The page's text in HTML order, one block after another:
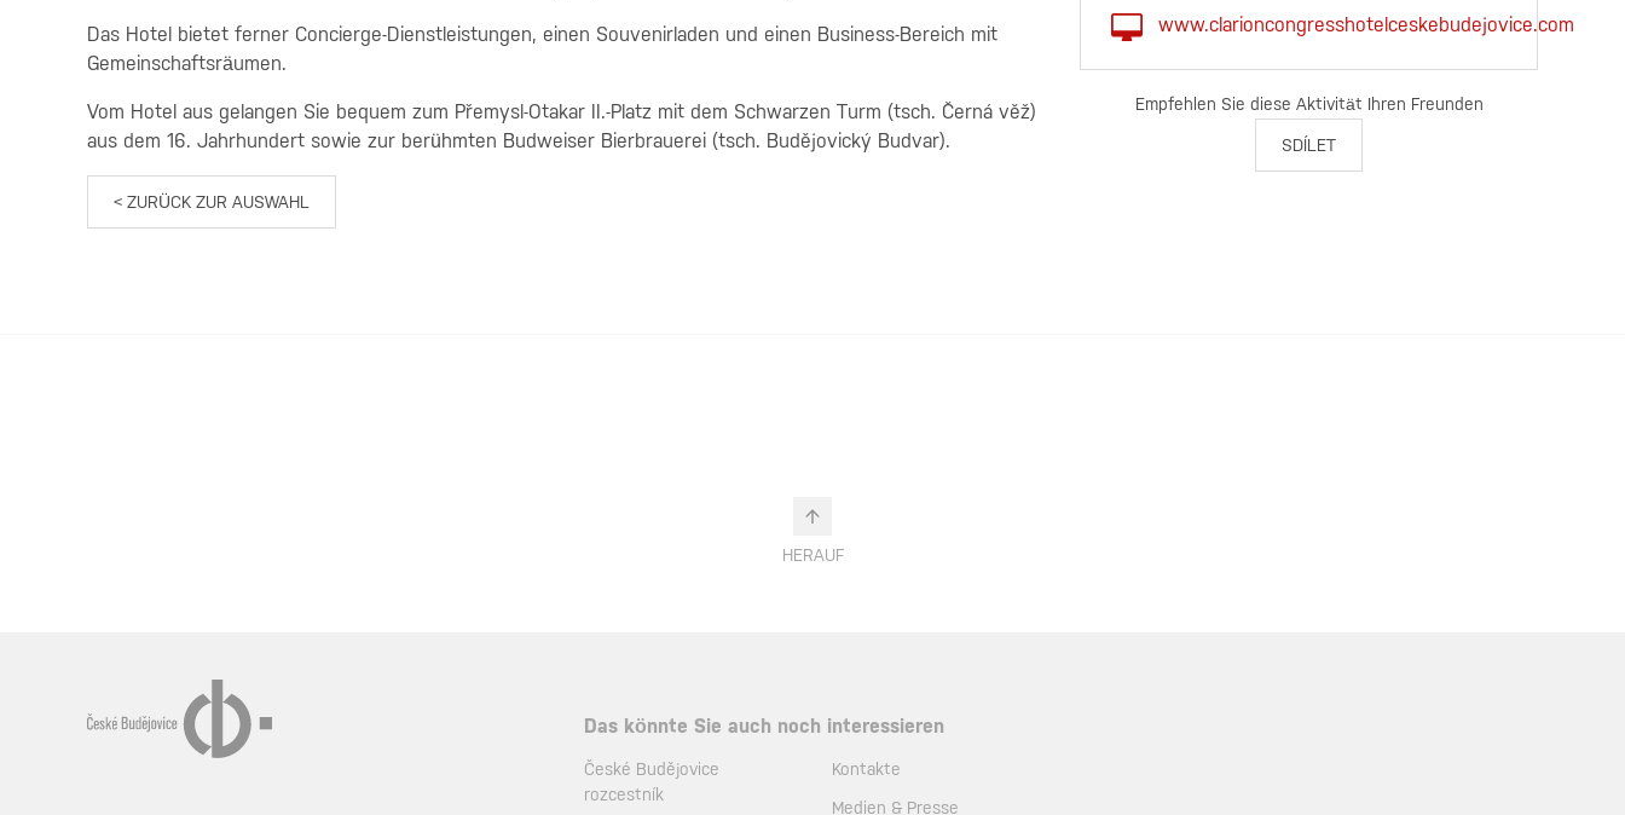
Das Hotel bietet ferner Concierge-Dienstleistungen, einen Souvenirladen und einen Business-Bereich mit
Gemeinschaftsräumen.
Vom Hotel aus gelangen Sie bequem zum Přemysl-Otakar II.-Platz mit dem Schwarzen Turm (tsch. Černá věž)
aus dem 16. Jahrhundert sowie zur berühmten Budweiser Bierbrauerei (tsch. Budějovický Budvar).
< ZURÜCK ZUR AUSWAHL
www.clarioncongresshotelceskebudejovice.com
Empfehlen Sie diese Aktivität Ihren Freunden
SDÍLET
HERAUF
Das könnte Sie auch noch interessieren
České Budějovice
rozcestník
Kontakte
Medien & Presse